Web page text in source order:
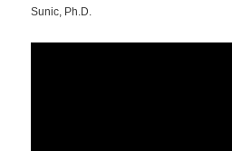
Sunic, Ph.D.